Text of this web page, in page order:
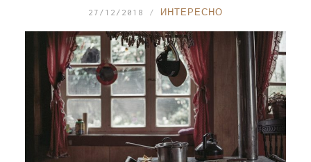
27/12/2018 ИНТЕРЕСНО